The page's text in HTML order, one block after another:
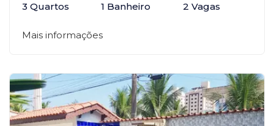
3 Quartos 1 Banheiro 2 Vagas
Mais informações